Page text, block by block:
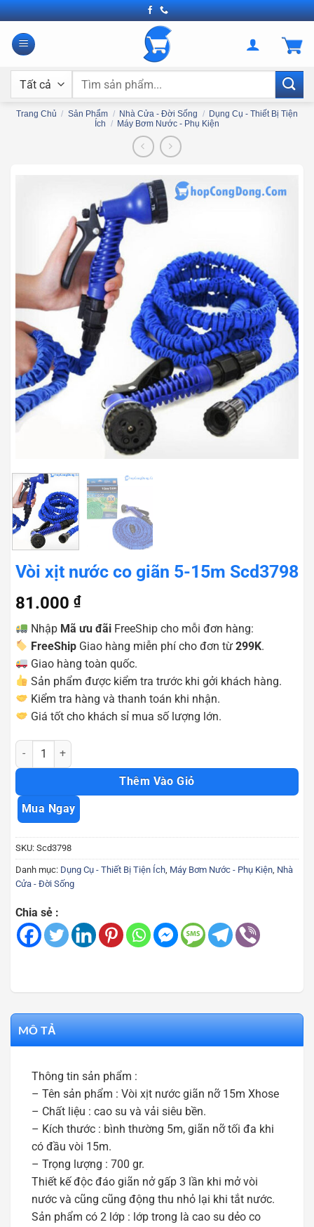
Bỏ
qua
nội
Tìm
Trang Chủ / Sản Phẩm / Nhà Cửa - Đời Sống / Dụng Cụ - Thiết Bị Tiện
Ích / Máy Bơm Nước - Phụ Kiện
Vòi xịt nước co giãn 5-15m Scd3798
81.000 ₫
Nhập Mã ưu đãi FreeShip cho mỗi đơn hàng:
FreeShip Giao hàng miễn phí cho đơn từ299K.
Giao hàng toàn quốc.
Sản phẩm được kiểm tra trước khi gởi khách hàng.
Kiểm tra hàng và thanh toán khi nhận.
Giá tốt cho khách sỉ mua số lượng lớn.
Vòi xịt nước co giãn 5-15m Scd3798 số lượng
Thêm Vào Giỏ
Mua Ngay
SKU: Scd3798
Danh mục: Dụng Cụ - Thiết Bị Tiện Ích, Máy Bơm Nước - Phụ Kiện, Nhà
Cửa - Đời Sống
Chia sẻ :
MÔ TẢ
Thông tin sản phẩm :
– Tên sản phẩm : Vòi xịt nước giãn nỡ 15m Xhose
– Chất liệu : cao su và vải siêu bền.
– Kích thước : bình thường 5m, giãn nỡ tối đa khi
có đầu vòi 15m.
– Trọng lượng : 700 gr.
Thiết kế độc đáo giãn nở gấp 3 lần khi mở vòi
nước và cũng cũng động thu nhỏ lại khi tắt nước.
Sản phẩm có 2 lớp : lớp trong là cao su dẻo co